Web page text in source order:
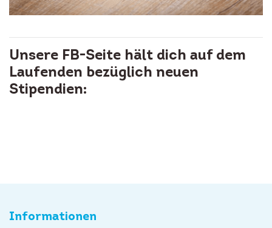
Unsere FB-Seite hält dich auf dem
Laufenden bezüglich neuen
Stipendien:
Informationen